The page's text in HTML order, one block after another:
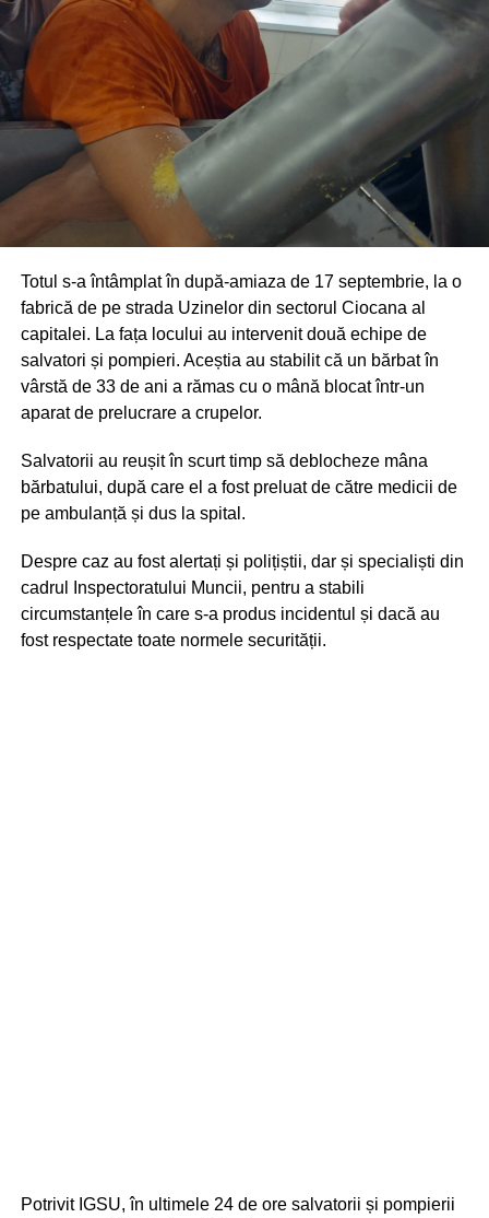
Totul s-a întâmplat în după-amiaza de 17 septembrie, la o
fabrică de pe strada Uzinelor din sectorul Ciocana al
capitalei. La fața locului au intervenit două echipe de
salvatori și pompieri. Aceștia au stabilit că un bărbat în
vârstă de 33 de ani a rămas cu o mână blocat într-un
aparat de prelucrare a crupelor.
Salvatorii au reușit în scurt timp să deblocheze mâna
bărbatului, după care el a fost preluat de către medicii de
pe ambulanță și dus la spital.
Despre caz au fost alertați și polițiștii, dar și specialiști din
cadrul Inspectoratului Muncii, pentru a stabili
circumstanțele în care s-a produs incidentul și dacă au
fost respectate toate normele securității.
Potrivit IGSU, în ultimele 24 de ore salvatorii și pompierii